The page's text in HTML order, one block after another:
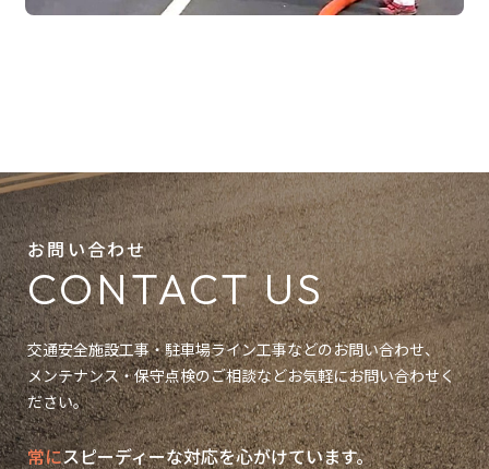
お問い合わせ
CONTACT US
交通安全施設工事・駐車場ライン工事などのお問い合わせ、
メンテナンス・保守点検のご相談などお気軽にお問い合わせく
ださい。
常にスピーディーな対応を心がけています。